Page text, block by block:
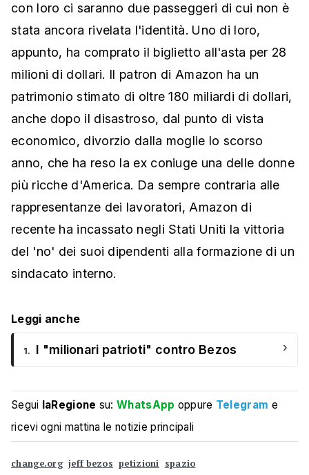
con loro ci saranno due passeggeri di cui non è
stata ancora rivelata l'identità. Uno di loro,
appunto, ha comprato il biglietto all'asta per 28
milioni di dollari. Il patron di Amazon ha un
patrimonio stimato di oltre 180 miliardi di dollari,
anche dopo il disastroso, dal punto di vista
economico, divorzio dalla moglie lo scorso
anno, che ha reso la ex coniuge una delle donne
più ricche d'America. Da sempre contraria alle
rappresentanze dei lavoratori, Amazon di
recente ha incassato negli Stati Uniti la vittoria
del 'no' dei suoi dipendenti alla formazione di un
sindacato interno.
Leggi anche
1. I "milionari patrioti" contro Bezos ›
Segui laRegione su:WhatsApp oppure Telegram e
ricevi ogni mattina le notizie principali
change.org jeff bezos petizioni spazio